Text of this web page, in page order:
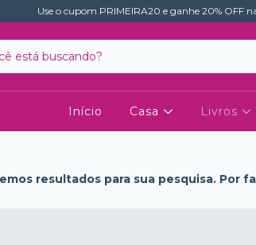
Use o cupom PRIMEIRA20 e ganhe 20% OFF
Início Casa Livros
resultados para sua pesquisa. Por